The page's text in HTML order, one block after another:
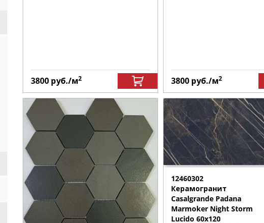
3800 руб./м2 3800 руб./м2
12460302
Керамогранит
Casalgrande Padana
Marmoker Night Storm
Lucido 60x120